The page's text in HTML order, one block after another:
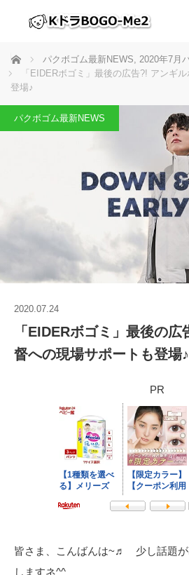
ホーム パクボゴム最新NEWS, 2020年7月
「EIDERボゴミ」最後の広告?! アンギ
登場♪
パクボゴム最新NEWS
2020.07.24
「EIDERボゴミ」最後の
督への現場サポートも登場♪
PR
皆さま、こんばんは~♬ 少し話題が
しますネ^^